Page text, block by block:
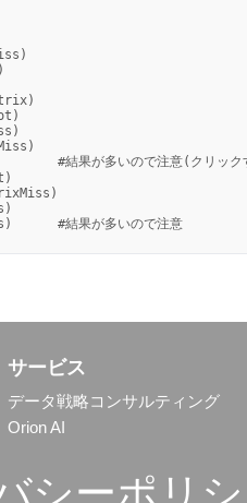
意
サービス
データ戦略コンサルティング
Orion AI
シーポリ